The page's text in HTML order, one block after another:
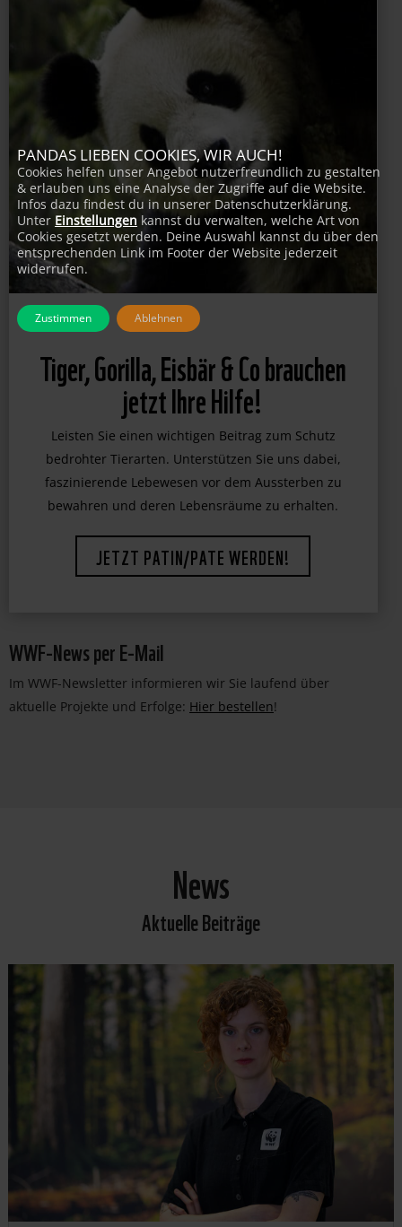
Tiger, Gorilla, Eisbär & Co brauchen
jetzt Ihre Hilfe!
Leisten Sie einen wichtigen Beitrag zum Schutz
bedrohter Tierarten. Unterstützen Sie uns dabei,
faszinierende Lebewesen vor dem Aussterben zu
bewahren und deren Lebensräume zu erhalten.
JETZT PATIN/PATE WERDEN!
WWF-News per E-Mail
Im WWF-Newsletter informieren wir Sie laufend über
aktuelle Projekte und Erfolge: Hier bestellen!
News
Aktuelle Beiträge
PANDAS LIEBEN COOKIES, WIR AUCH!
Cookies helfen unser Angebot nutzerfreundlich zu gestalten
& erlauben uns eine Analyse der Zugriffe auf die Website.
Infos dazu findest du in unserer Datenschutzerklärung.
Unter Einstellungen kannst du verwalten, welche Art von
Cookies gesetzt werden. Deine Auswahl kannst du über den
entsprechenden Link im Footer der Website jederzeit
widerrufen.
Zustimmen Ablehnen